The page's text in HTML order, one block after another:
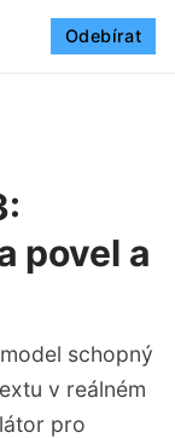
Odebírat
povel a
schopný
v reálném
pro